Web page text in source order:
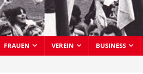
FRAUEN VEREIN BUSINESS